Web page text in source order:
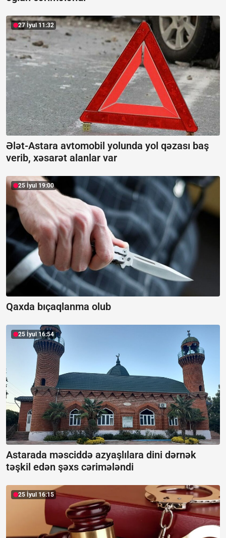
27 İyul 11:32
Ələt-Astara avtomobil yolunda yol qəzası baş
verib, xəsarət alanlar var
25 İyul 19:00
Qaxda bıçaqlanma olub
25 İyul 16:54
Astarada məsciddə azyaşlılara dini dərnək
təşkil edən şəxs cərimələndi
25 İyul 16:15